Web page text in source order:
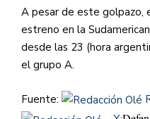
A pesar de este golpazo,
estreno en la
desde las 23 (hora
el grupo A.
Fuente: